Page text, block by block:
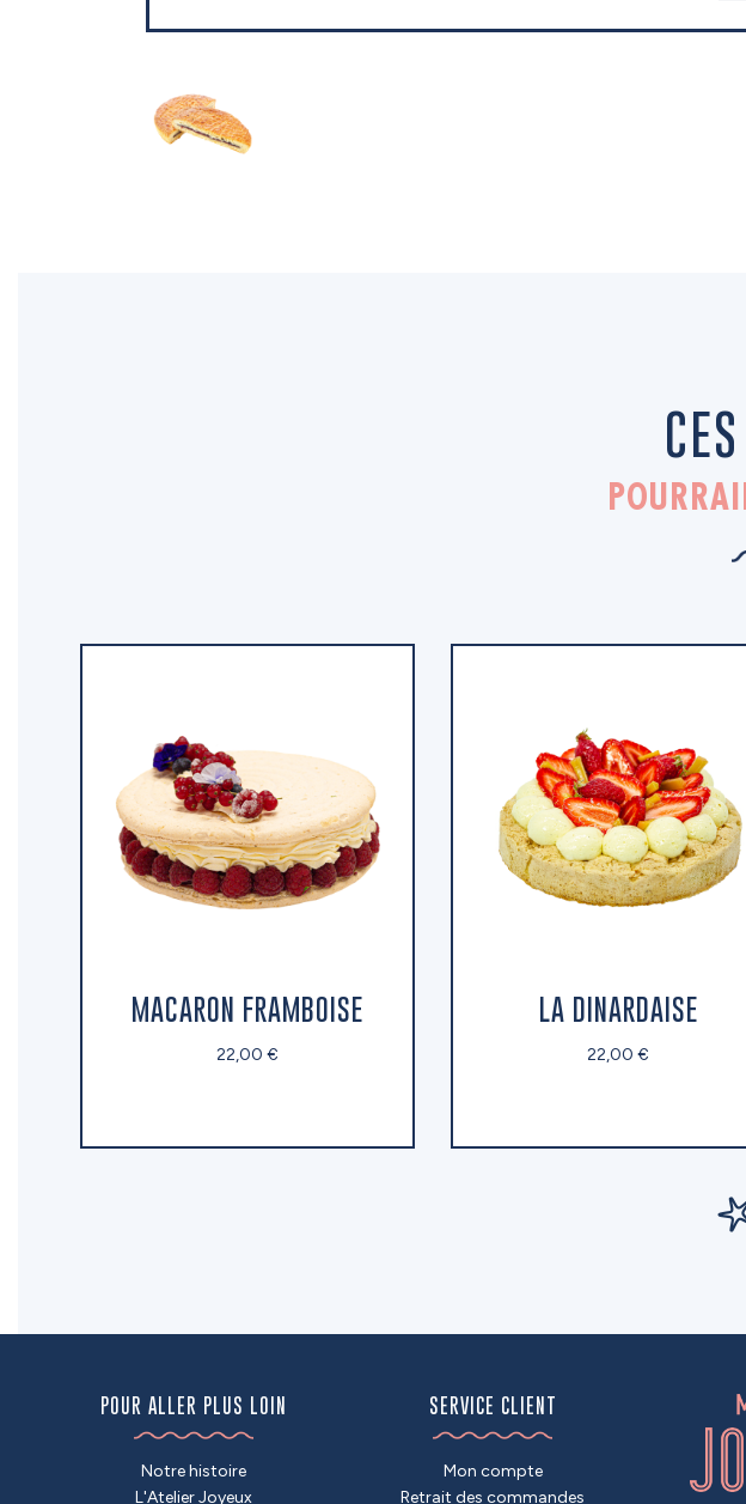
MACARON FRAMBOISE
22,00 €
LA DINARDAISE
22,00 €
POUR ALLER PLUS LOIN
Notre histoire
L'Atelier Joyeux
SERVICE CLIENT
Mon compte
Retrait des commandes